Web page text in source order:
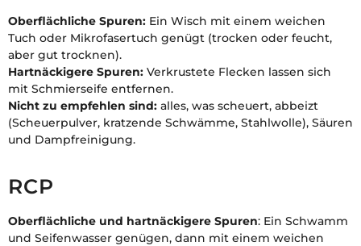
Oberflächliche Spuren: Ein Wisch mit einem weichen
Tuch oder Mikrofasertuch genügt (trocken oder feucht,
aber gut trocknen).
Hartnäckigere Spuren: Verkrustete Flecken lassen sich
mit Schmierseife entfernen.
Nicht zu empfehlen sind: alles, was scheuert, abbeizt
(Scheuerpulver, kratzende Schwämme, Stahlwolle), Säuren
und Dampfreinigung.
RCP
Oberflächliche und hartnäckigere Spuren: Ein Schwamm
und Seifenwasser genügen, dann mit einem weichen